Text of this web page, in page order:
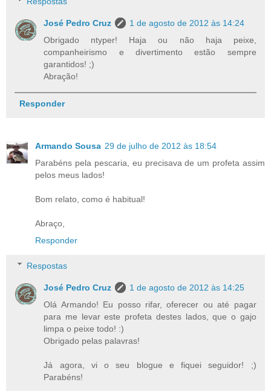
José Pedro Cruz
1 de agosto de 2012 às 14:24
Obrigado ntyper! Haja ou não haja peixe,
companheirismo e divertimento estão sempre
garantidos! ;)
Abração!
Responder
Armando Sousa 29 de julho de 2012 às 18:54
Parabéns pela pescaria, eu precisava de um profeta assim
pelos meus lados!
Bom relato, como é habitual!
Abraço,
Responder
Respostas
José Pedro Cruz
1 de agosto de 2012 às 14:25
Olá Armando! Eu posso rifar, oferecer ou até pagar
para me levar este profeta destes lados, que o gajo
limpa o peixe todo! :)
Obrigado pelas palavras!
Já agora, vi o seu blogue e fiquei seguidor! ;)
Parabéns!